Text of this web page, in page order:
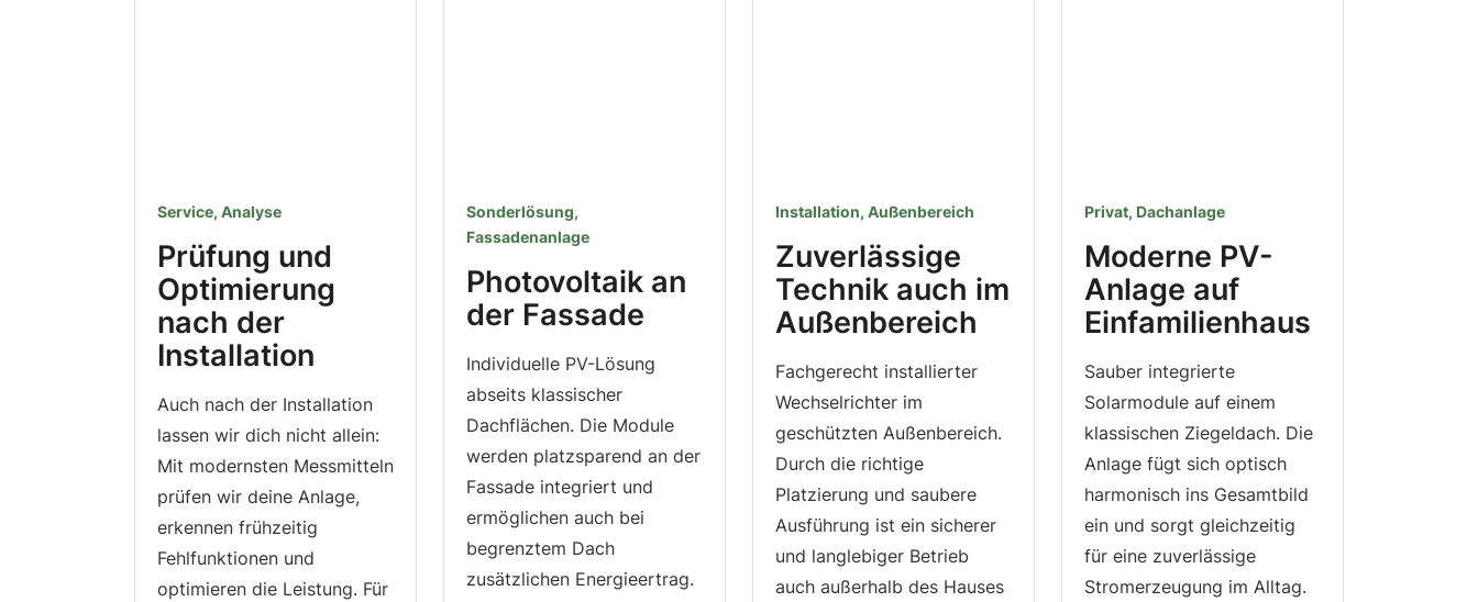
Service, Analyse
Prüfung und
Optimierung
nach der
Installation
Auch nach der Installation
lassen wir dich nicht allein:
Mit modernsten Messmitteln
prüfen wir deine Anlage,
erkennen frühzeitig
Fehlfunktionen und
optimieren die Leistung. Für
Sonderlösung,
Fassadenanlage
Photovoltaik an
der Fassade
Individuelle PV-Lösung
abseits klassischer
Dachflächen. Die Module
werden platzsparend an der
Fassade integriert und
ermöglichen auch bei
begrenztem Dach
zusätzlichen Energieertrag.
Installation, Außenbereich
Zuverlässige
Technik auch im
Außenbereich
Fachgerecht installierter
Wechselrichter im
geschützten Außenbereich.
Durch die richtige
Platzierung und saubere
Ausführung ist ein sicherer
und langlebiger Betrieb
auch außerhalb des Hauses
Privat, Dachanlage
Moderne PV-
Anlage auf
Einfamilienhaus
Sauber integrierte
Solarmodule auf einem
klassischen Ziegeldach. Die
Anlage fügt sich optisch
harmonisch ins Gesamtbild
ein und sorgt gleichzeitig
für eine zuverlässige
Stromerzeugung im Alltag.